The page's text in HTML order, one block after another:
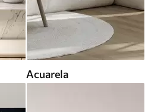
Acuarela